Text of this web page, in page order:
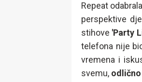
Repeat
perspektive
stihove 'Party
telefona nije
vremena i
svemu,